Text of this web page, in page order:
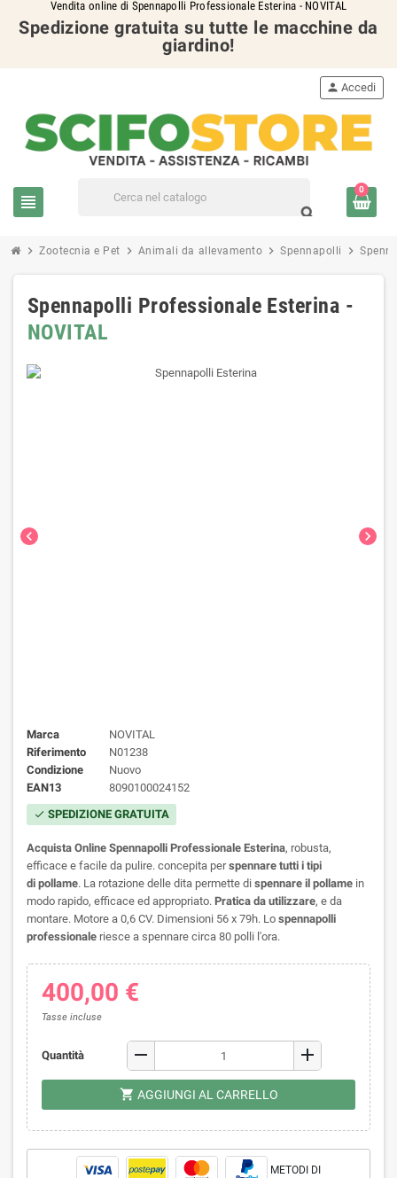
Vendita online di Spennapolli Professionale Esterina - NOVITAL
Spedizione gratuita su tutte le macchine da
giardino!
view_headline
search
person Accedi
0
chevron_right Zootecnia e Pet chevron_right Animali da allevamento chevron_right Spennapolli chevron_right
Spennapolli Professionale Esterina -
NOVITAL
chevron_left chevron_right
Marca
NOVITAL
Riferimento
N01238
Condizione
Nuovo
EAN13
8090100024152
check SPEDIZIONE GRATUITA
Acquista Online Spennapolli Professionale Esterina, robusta,
efficace e facile da pulire. concepita perspennare tutti i tipi
di pollame. La rotazione delle dita permette di spennare il pollame in
modo rapido, efficace ed appropriato. Pratica da utilizzare, e da
montare. Motore a 0,6 CV. Dimensioni 56 x 79h. Lo spennapolli
professionale riesce a spennare circa 80 polli l'ora.
400,00 €
Tasse incluse
Quantità remove add
shopping_cart AGGIUNGI AL CARRELLO
METODI DI